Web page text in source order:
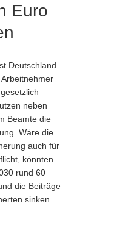
Euro
Deutschland
neben
Beamte die
Wäre die
auch für
könnten
rund 60
die Beiträge
sinken.